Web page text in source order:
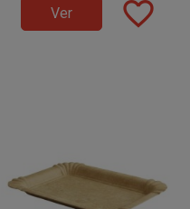
Ver favorite_border